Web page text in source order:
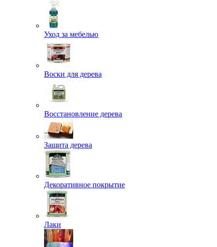
Уход за мебелью
Воски для дерева
Восстановление дерева
Защита дерева
Декоративное покрытие
Лаки